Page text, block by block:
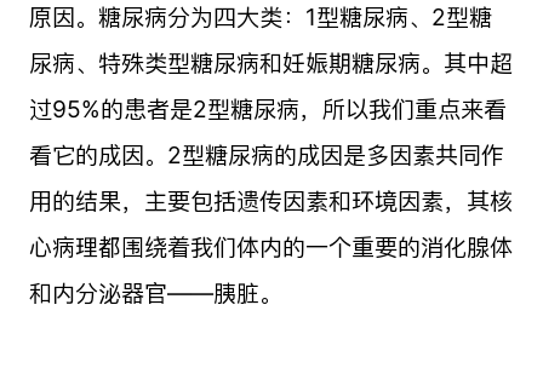
原因。糖尿病分为四大类：1型糖尿病、2型糖
尿病、特殊类型糖尿病和妊娠期糖尿病。其中超
过95%的患者是2型糖尿病，所以我们重点来看
看它的成因。2型糖尿病的成因是多因素共同作
用的结果，主要包括遗传因素和环境因素，其核
心病理都围绕着我们体内的一个重要的消化腺体
和内分泌器官——胰脏。